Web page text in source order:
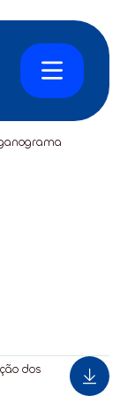
dos